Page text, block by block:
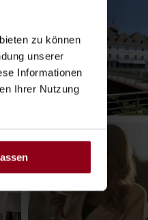
zu können
unserer
Informationen
Ihrer Nutzung